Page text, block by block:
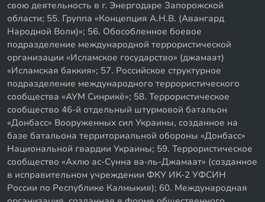
свою деятельность в г. Энергодаре Запорожской
области; 55. Группа «Концепция А.Н.В. (Авангард
Народной Воли)»; 56. Обособленное боевое
подразделение международной террористической
организации «Исламское государство» (джамаат)
«Исламская баккия»; 57. Российское структурное
подразделение международного террористического
сообщества «АУМ Синрикё»; 58. Террористическое
сообщество 46-й отдельный штурмовой батальон
«Донбасс» Вооруженных сил Украины, созданное на
базе батальона территориальной обороны «Донбасс»
Национальной гвардии Украины; 59. Террористическое
сообщество «Ахлю ас-Сунна ва-ль-Джамаат» (созданное
в исправительном учреждении ФКУ ИК-2 УФСИН
России по Республике Калмыкия); 60. Международная